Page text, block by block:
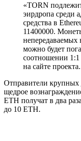
«TORN
эирдропа среди
средства в
11400000.
можно будет
соотношении 1:1
на сайте проекта.
Отправители крупных
щедрое
ETH получат в два
до 10 ETH.